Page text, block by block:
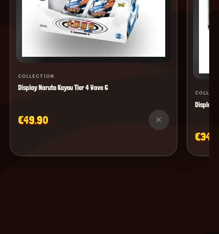
COLLECTION
Display Naruto Kayou Tier 4 Wave 6
€49.90 ×
Display